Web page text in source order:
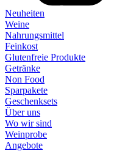
Neuheiten
Weine
Nahrungsmittel
Feinkost
Glutenfreie Produkte
Getränke
Non Food
Sparpakete
Geschenksets
Über uns
Wo wir sind
Weinprobe
Angebote